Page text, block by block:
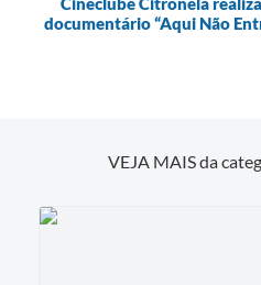
documentário “Aqui Não
VEJA MAIS da